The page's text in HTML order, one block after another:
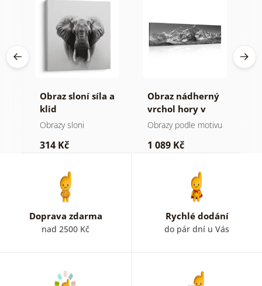
Obraz sloní síla a
klid
Obrazy sloni
314 Kč
Obraz nádherný
vrchol hory v
černobílém
Obrazy podle motivu
1 089 Kč
Doprava zdarma
nad 2500 Kč
Rychlé dodání
do pár dní u Vás